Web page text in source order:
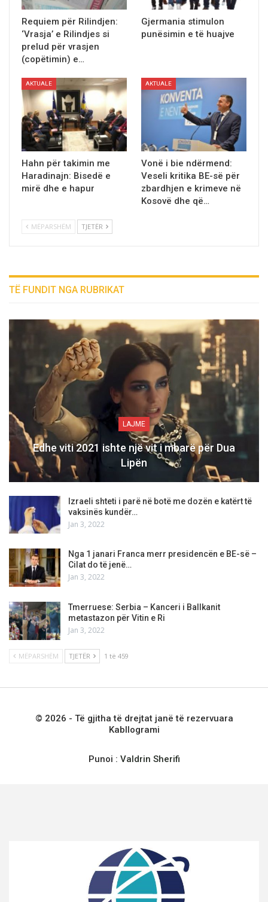
Requiem për Rilindjen:
‘Vrasja’ e Rilindjes si
prelud për vrasjen
(copëtimin) e…
Gjermania stimulon
punësimin e të huajve
AKTUALE
Hahn për takimin me
Haradinajn: Bisedë e
mirë dhe e hapur
AKTUALE
Vonë i bie ndërmend:
Veseli kritika BE-së për
zbardhjen e krimeve në
Kosovë dhe që…
MËPARSHËM TJETËR
TË FUNDIT NGA RUBRIKAT
LAJME
Edhe viti 2021 ishte një vit i mbarë për Dua
Lipën
Izraeli shteti i parë në botë me dozën e katërt të
vaksinës kundër…
Jan 3, 2022
Nga 1 janari Franca merr presidencën e BE-së –
Cilat do të jenë…
Jan 3, 2022
Tmerruese: Serbia – Kanceri i Ballkanit
metastazon për Vitin e Ri
Jan 3, 2022
MËPARSHËM TJETËR 1 të 459
© 2026 - Të gjitha të drejtat janë të rezervuara
Kabllogrami
Punoi : Valdrin Sherifi